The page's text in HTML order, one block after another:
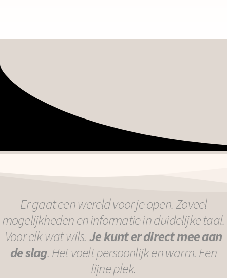
Er gaat een wereld voor je open. Zoveel
mogelijkheden en informatie in duidelijke taal.
Voor elk wat wils. Je kunt er direct mee aan
de slag. Het voelt persoonlijk en warm. Een
fijne plek.